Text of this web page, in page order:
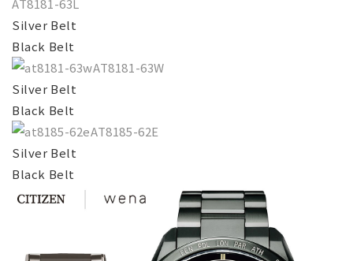
AT8181-63L
Silver Belt
Black Belt
AT8181-63W
Silver Belt
Black Belt
AT8185-62E
Silver Belt
Black Belt